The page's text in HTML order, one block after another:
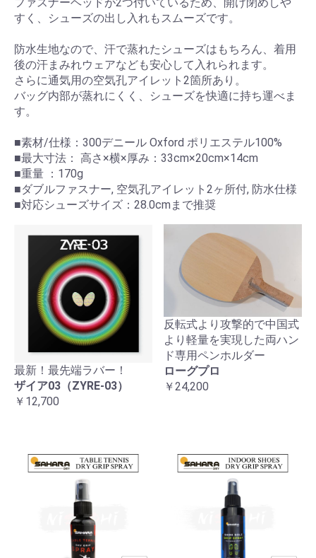
お買い物を続ける カートへ進む
すく、シューズの出し入れもスムーズです。
防水生地なので、汗で蒸れたシューズはもちろん、着用
後の汗まみれウェアなども安心して入れられます。
さらに通気用の空気孔アイレット2箇所あり。
バッグ内部が蒸れにくく、シューズを快適に持ち運べま
す。
■素材/仕様：300デニール Oxford ポリエステル100%
■最大寸法： 高さ×横×厚み：33cm×20cm×14cm
■重量 ：170g
■ダブルファスナー, 空気孔アイレット2ヶ所付, 防水仕様
■対応シューズサイズ：28.0cmまで推奨
最新！最先端ラバー！
ザイア03（ZYRE-03）
￥12,700
反転式より攻撃的で中国式
より軽量を実現した両ハン
ド専用ペンホルダー
ローグプロ
￥24,200